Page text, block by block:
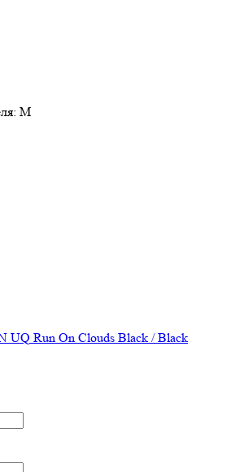
M
UQ Run On Clouds Black / Black